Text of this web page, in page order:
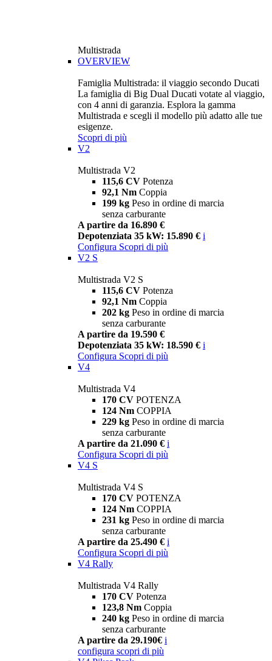
Multistrada
OVERVIEW
Famiglia Multistrada: il viaggio secondo Ducati
La famiglia di Big Dual Ducati votate al viaggio,
con 4 anni di garanzia. Esplora la gamma
Multistrada e scegli il modello più adatto alle tue
esigenze.
Scopri di più
V2
Multistrada V2
115,6 CV Potenza
92,1 Nm Coppia
199 kg Peso in ordine di marcia
senza carburante
A partire da 16.890 €
Depotenziata 35 kW: 15.890 € i
Configura Scopri di più
V2 S
Multistrada V2 S
115,6 CV Potenza
92,1 Nm Coppia
202 kg Peso in ordine di marcia
senza carburante
A partire da 19.590 €
Depotenziata 35 kW: 18.590 € i
Configura Scopri di più
V4
Multistrada V4
170 CV POTENZA
124 Nm COPPIA
229 kg Peso in ordine di marcia
senza carburante
A partire da 21.090 € i
Configura Scopri di più
V4 S
Multistrada V4 S
170 CV POTENZA
124 Nm COPPIA
231 kg Peso in ordine di marcia
senza carburante
A partire da 25.490 € i
Configura Scopri di più
V4 Rally
Multistrada V4 Rally
170 CV Potenza
123,8 Nm Coppia
240 kg Peso in ordine di marcia
senza carburante
A partire da 29.190€ i
configura scopri di più